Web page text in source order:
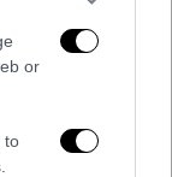
or
to